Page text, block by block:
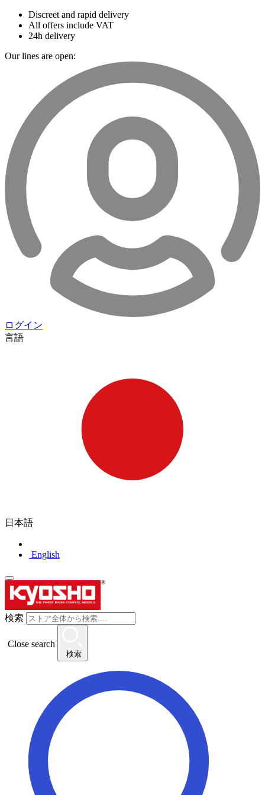
Discreet and rapid delivery
All offers include VAT
24h delivery
Our lines are open:
ログイン
言語
日本語
English
検索
Close search
検索